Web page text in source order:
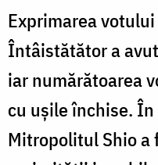
Exprimarea
Întâistătător a
iar numărătoarea
cu ușile închise.
Mitropolitul Shio a